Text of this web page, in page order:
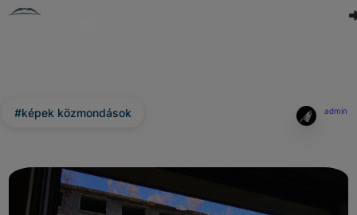
#képek közmondások admin